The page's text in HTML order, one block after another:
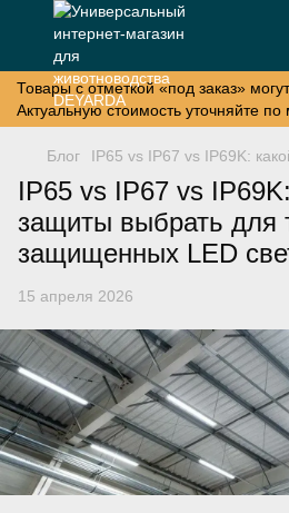
Товары с отметкой «под заказ»
Актуальную стоимость уточняйте по
Блог IP65 vs IP67 vs IP69K:
IP65 vs IP67 vs
защиты выбрать для
защищенных LED
15 апреля 2026